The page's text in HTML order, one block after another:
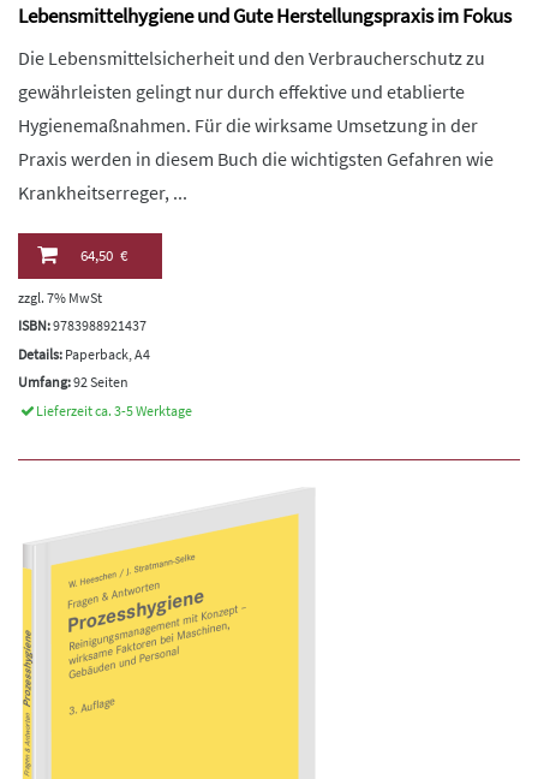
Lebensmittelhygiene und Gute Herstellungspraxis im Fokus
Die Lebensmittelsicherheit und den Verbraucherschutz zu
gewährleisten gelingt nur durch effektive und etablierte
Hygienemaßnahmen. Für die wirksame Umsetzung in der
Praxis werden in diesem Buch die wichtigsten Gefahren wie
Krankheitserreger, ...
64,50 €
zzgl. 7% MwSt
ISBN:9783988921437
Details: Paperback, A4
Umfang:92 Seiten
Lieferzeit ca. 3-5 Werktage